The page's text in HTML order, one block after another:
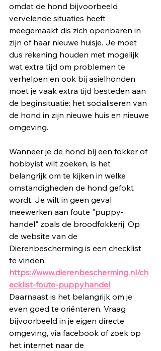
omdat de hond bijvoorbeeld
vervelende situaties heeft
meegemaakt dis zich openbaren in
zijn of haar nieuwe huisje. Je moet
dus rekening houden met mogelijk
wat extra tijd om problemen te
verhelpen en ook bij asielhonden
moet je vaak extra tijd besteden aan
de beginsituatie: het socialiseren van
de hond in zijn nieuwe huis en nieuwe
omgeving.
Wanneer je de hond bij een fokker of
hobbyist wilt zoeken, is het
belangrijk om te kijken in welke
omstandigheden de hond gefokt
wordt. Je wilt in geen geval
meewerken aan foute "puppy-
handel" zoals de broodfokkerij. Op
de website van de
Dierenbescherming is een checklist
te vinden:
https://www.dierenbescherming.nl/ch
ecklist-foute-puppyhandel.
Daarnaast is het belangrijk om je
even goed te oriënteren. Vraag
bijvoorbeeld in je eigen directe
omgeving, via facebook of zoek op
het internet naar de